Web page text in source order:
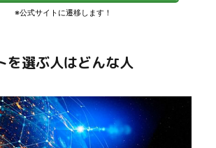
を選ぶ人はどんな人